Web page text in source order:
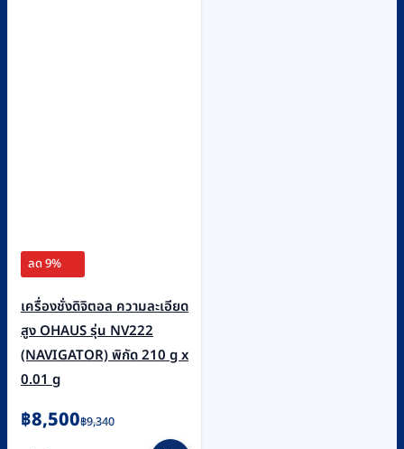
ลด 9%
เครื่องชั่งดิจิตอล ความละเอียด
สูง OHAUS รุ่น NV222
(NAVIGATOR) พิกัด 210 g x
0.01 g
฿9,340
Original
฿8,500
Current